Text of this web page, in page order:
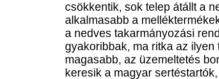
csökkentik, sok telep átállt a
alkalmasabb a
a nedves takarmányozási
gyakoribbak, ma ritka az
magasabb, az üzemeltetés
keresik a magyar